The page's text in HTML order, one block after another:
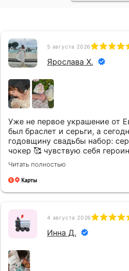
5 августа 2026
Ярослава Х.
Уже не первое украшение от
был браслет и серьги, а сегодня
годовщину свадьбы набор:
чокер 🥰 чувствую себя
нежность, все розовое и с
однозначно это не последние
БраслетСПАС, спасибо
Читать полностью
4 августа 2026
Инна Д.